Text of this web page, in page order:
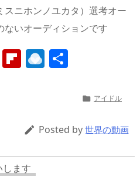
ニホンノユカタ）選考オー
ないオーディションです
T Fl
ar
d
R
ro
p.
 アイドル
 Posted by 世界の動画
します